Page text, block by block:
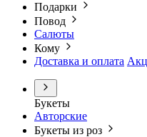
Подарки
Повод
Салюты
Кому
Доставка и оплата
Букеты
Авторские
Букеты из роз